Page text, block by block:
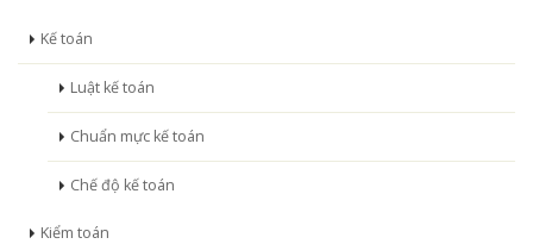
Kế toán
Luật kế toán
Chuẩn mực kế toán
Chế độ kế toán
Kiểm toán